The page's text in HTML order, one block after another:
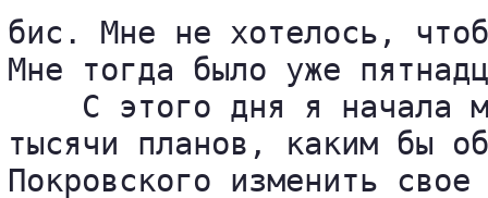
бис. Мне не хотелось,
Мне тогда было уже
С этого дня я начала
тысячи планов, каким бы
Покровского изменить